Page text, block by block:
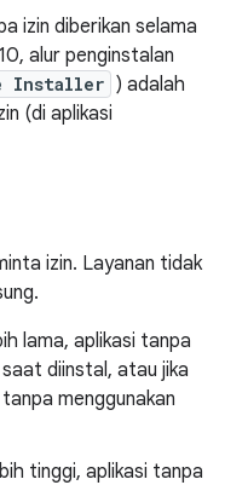
izin diberikan selama
alur penginstalan
Installer ) adalah
(di aplikasi
izin. Layanan tidak
lama, aplikasi tanpa
diinstal, atau jika
menggunakan
tinggi, aplikasi tanpa